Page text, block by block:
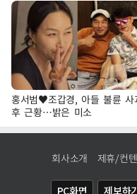
홍서범♥조갑경, 아들 불륜 사
후 근황…밝은 미소
회사소개 제휴/컨
PC화면 제보하